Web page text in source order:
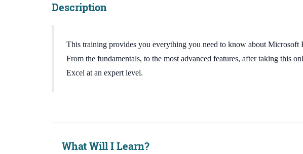
Description
This training provides you everything you need to know about Microsoft
From the fundamentals, to the most advanced features, after taking this
Excel at an expert level.
What Will I Learn?